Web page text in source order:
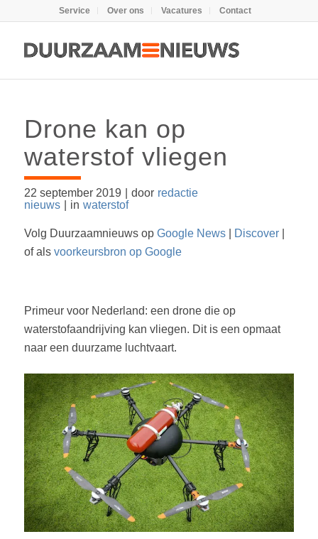
Service Over ons Vacatures Contact
Drone kan op
waterstof vliegen
22 september 2019 door redactie
nieuws
in waterstof
Volg Duurzaamnieuws op Google News| Discover|
of als voorkeursbron op Google
Primeur voor Nederland: een drone die op
waterstofaandrijving kan vliegen. Dit is een opmaat
naar een duurzame luchtvaart.